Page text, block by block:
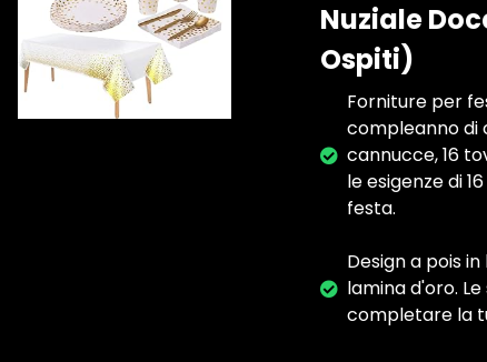
Nuziale
Ospiti)
Forniture per
compleanno di
cannucce, 16
le esigenze di
festa.
Design a pois
lamina d'oro.
completare la